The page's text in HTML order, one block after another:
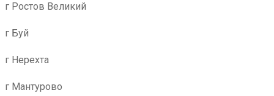
г Ростов Великий
г Буй
г Нерехта
г Мантурово